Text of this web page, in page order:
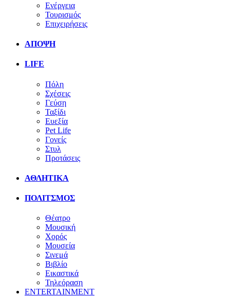
Ενέργεια
Τουρισμός
Επιχειρήσεις
ΑΠΟΨΗ
LIFE
Πόλη
Σχέσεις
Γεύση
Ταξίδι
Ευεξία
Pet Life
Γονείς
Στυλ
Προτάσεις
ΑΘΛΗΤΙΚΑ
ΠΟΛΙΤΣΜΟΣ
Θέατρο
Μουσική
Χορός
Μουσεία
Σινεμά
Βιβλίο
Εικαστικά
Τηλεόραση
ENTERTAINMENT